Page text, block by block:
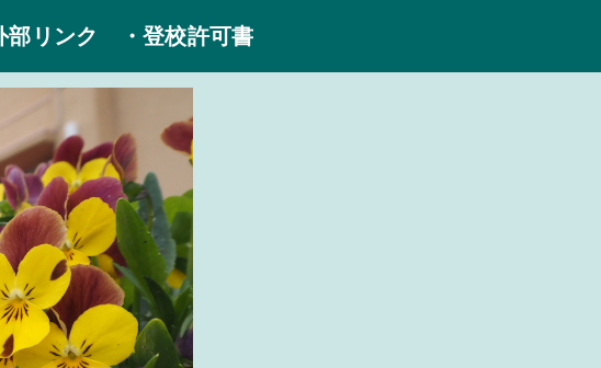
部リンク ・登校許可書